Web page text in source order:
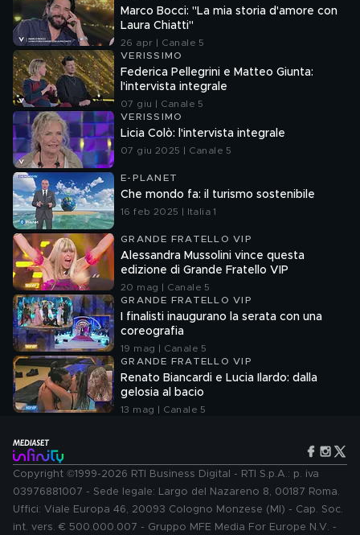
Marco Bocci: "La mia storia d'amore con
Laura Chiatti"
26 apr | Canale 5
VERISSIMO
Federica Pellegrini e Matteo Giunta:
l'intervista integrale
07 giu | Canale 5
VERISSIMO
Licia Colò: l'intervista integrale
07 giu 2025 | Canale 5
E-PLANET
Che mondo fa: il turismo sostenibile
16 feb 2025 | Italia 1
GRANDE FRATELLO VIP
Alessandra Mussolini vince questa
edizione di Grande Fratello VIP
20 mag | Canale 5
GRANDE FRATELLO VIP
I finalisti inaugurano la serata con una
coreografia
19 mag | Canale 5
GRANDE FRATELLO VIP
Renato Biancardi e Lucia Ilardo: dalla
gelosia al bacio
13 mag | Canale 5
Copyright ©1999-2026 RTI Business Digital - RTI S.p.A.: p. iva
03976881007 - Sede legale: Largo del Nazareno 8, 00187 Roma.
Uffici: Viale Europa 46, 20093 Cologno Monzese (MI) - Cap. Soc.
int. vers. € 500.000.007 - Gruppo MFE Media For Europe N.V. -